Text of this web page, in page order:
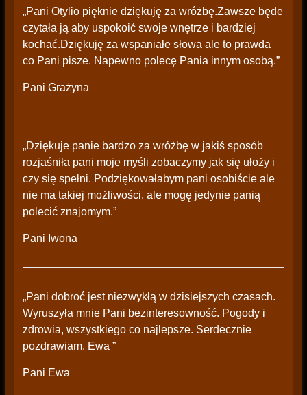
„Pani Otylio pięknie dziękuję za wróżbę.Zawsze będe
czytała ją aby uspokoić swoje wnętrze i bardziej
kochać.Dziękuję za wspaniałe słowa ale to prawda
co Pani pisze. Napewno polecę Pania innym osobą.”
Pani Grażyna
„Dziękuje panie bardzo za wróżbę w jakiś sposób
rozjaśniła pani moje myśli zobaczymy jak się ułoży i
czy się spełni. Podziękowałabym pani osobiście ale
nie ma takiej możliwości, ale mogę jedynie panią
polecić znajomym.”
Pani Iwona
„Pani dobroć jest niezwykłą w dzisiejszych czasach.
Wyruszyła mnie Pani bezinteresowność. Pogody i
zdrowia, wszystkiego co najlepsze. Serdecznie
pozdrawiam. Ewa ”
Pani Ewa